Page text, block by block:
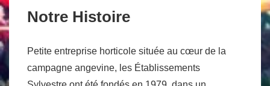
Notre Histoire
Petite entreprise horticole située au cœur de la
campagne angevine, les Établissements